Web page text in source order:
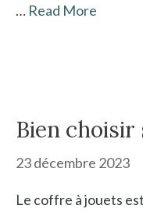
… Read More
Bien
23 décembre 2023
Le coffre à jouets